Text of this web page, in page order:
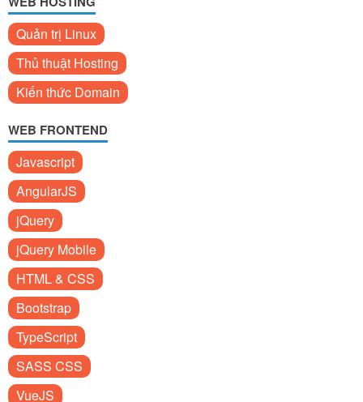
Quản trị Linux
Thủ thuật Hosting
Kiến thức Domain
WEB FRONTEND
Javascript
AngularJS
jQuery
jQuery Mobile
HTML & CSS
Bootstrap
TypeScript
SASS CSS
VueJS